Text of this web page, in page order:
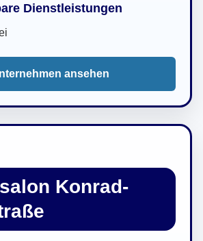
Dienstleistungen
ansehen
Konrad-